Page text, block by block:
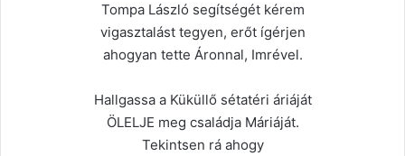
Tompa László segítségét kérem
vigasztalást tegyen, erőt ígérjen
ahogyan tette Áronnal, Imrével.
Hallgassa a Küküllő sétatéri áriáját
ÖLELJE meg családja Máriáját.
Tekintsen rá ahogy